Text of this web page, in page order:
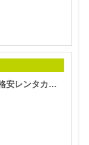
キャンペーン中！沖縄・九州・北海道の格安レンタカー【スカイレンタカー】予約